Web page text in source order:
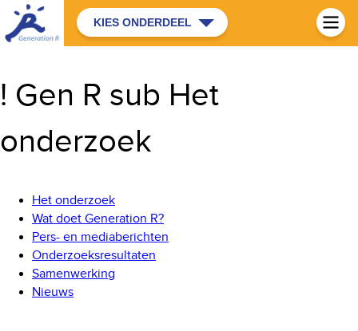
KIES ONDERDEEL
! Gen R sub Het
onderzoek
Het onderzoek
Wat doet Generation R?
Pers- en mediaberichten
Onderzoeksresultaten
Samenwerking
Nieuws